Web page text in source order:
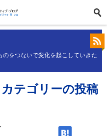
をつないで変化を起こしていきた
テゴリーの投稿